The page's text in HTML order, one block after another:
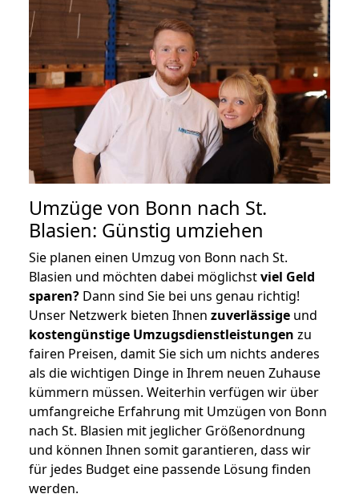
Umzüge von Bonn nach St.
Blasien: Günstig umziehen
Sie planen einen Umzug von Bonn nach St.
Blasien und möchten dabei möglichstviel Geld
sparen? Dann sind Sie bei uns genau richtig!
Unser Netzwerk bieten Ihnen zuverlässige und
kostengünstige Umzugsdienstleistungen zu
fairen Preisen, damit Sie sich um nichts anderes
als die wichtigen Dinge in Ihrem neuen Zuhause
kümmern müssen. Weiterhin verfügen wir über
umfangreiche Erfahrung mit Umzügen von Bonn
nach St. Blasien mit jeglicher Größenordnung
und können Ihnen somit garantieren, dass wir
für jedes Budget eine passende Lösung finden
werden.